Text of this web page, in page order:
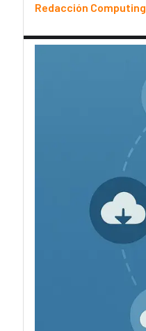
Redacción Computing